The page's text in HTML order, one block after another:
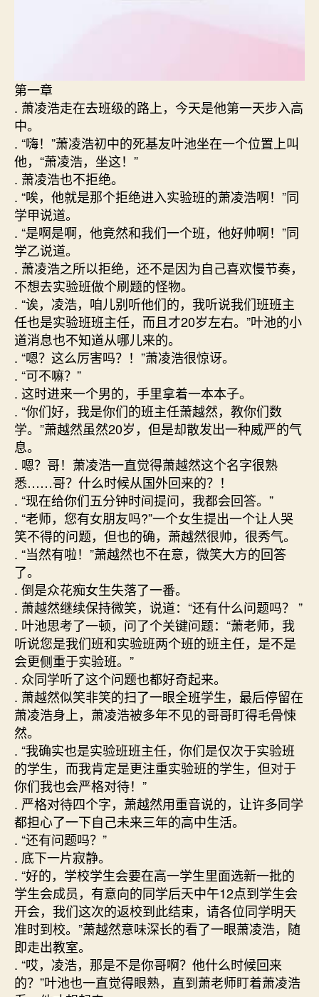
第一章
. 萧凌浩走在去班级的路上，今天是他第一天步入高
中。
. “嗨！”萧凌浩初中的死基友叶池坐在一个位置上叫
他，“萧凌浩，坐这！”
. 萧凌浩也不拒绝。
. “唉，他就是那个拒绝进入实验班的萧凌浩啊！”同
学甲说道。
. “是啊是啊，他竟然和我们一个班，他好帅啊！”同
学乙说道。
. 萧凌浩之所以拒绝，还不是因为自己喜欢慢节奏，
不想去实验班做个刷题的怪物。
. “诶，凌浩，咱儿别听他们的，我听说我们班班主
任也是实验班班主任，而且才20岁左右。”叶池的小
道消息也不知道从哪儿来的。
. “嗯？这么厉害吗？！”萧凌浩很惊讶。
. “可不嘛？”
. 这时进来一个男的，手里拿着一本本子。
. “你们好，我是你们的班主任萧越然，教你们数
学。”萧越然虽然20岁，但是却散发出一种威严的气
息。
. 嗯？哥！萧凌浩一直觉得萧越然这个名字很熟
悉……哥？什么时候从国外回来的？！
. “现在给你们五分钟时间提问，我都会回答。”
. “老师，您有女朋友吗?”一个女生提出一个让人哭
笑不得的问题，但也的确，萧越然很帅，很秀气。
. “当然有啦！”萧越然也不在意，微笑大方的回答
了。
. 倒是众花痴女生失落了一番。
. 萧越然继续保持微笑，说道：“还有什么问题吗？ ”
. 叶池思考了一顿，问了个关键问题：“萧老师，我
听说您是我们班和实验班两个班的班主任，是不是
会更侧重于实验班。”
. 众同学听了这个问题也都好奇起来。
. 萧越然似笑非笑的扫了一眼全班学生，最后停留在
萧凌浩身上，萧凌浩被多年不见的哥哥盯得毛骨悚
然。
. “我确实也是实验班班主任，你们是仅次于实验班
的学生，而我肯定是更注重实验班的学生，但对于
你们我也会严格对待！”
. 严格对待四个字，萧越然用重音说的，让许多同学
都担心了一下自己未来三年的高中生活。
. “还有问题吗？”
. 底下一片寂静。
. “好的，学校学生会要在高一学生里面选新一批的
学生会成员，有意向的同学后天中午12点到学生会
开会，我们这次的返校到此结束，请各位同学明天
准时到校。”萧越然意味深长的看了一眼萧凌浩，随
即走出教室。
. “哎，凌浩，那是不是你哥啊？他什么时候回来
的？”叶池也一直觉得眼熟，直到萧老师盯着萧凌浩